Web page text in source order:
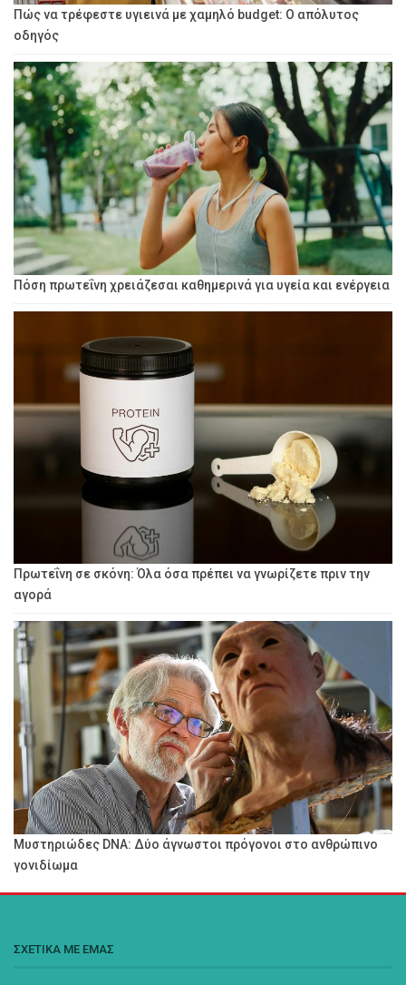
Πώς να τρέφεστε υγιεινά με χαμηλό budget: Ο απόλυτος
οδηγός
Πόση πρωτεΐνη χρειάζεσαι καθημερινά για υγεία και ενέργεια
Πρωτεΐνη σε σκόνη: Όλα όσα πρέπει να γνωρίζετε πριν την
αγορά
Μυστηριώδες DNA: Δύο άγνωστοι πρόγονοι στο ανθρώπινο
γονιδίωμα
ΣΧΕΤΙΚΑ ΜΕ ΕΜΑΣ